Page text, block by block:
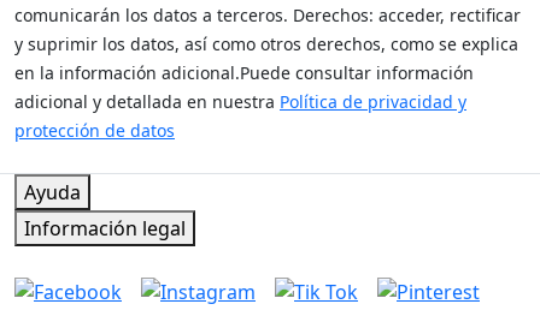
comunicarán los datos a terceros. Derechos: acceder, rectificar
y suprimir los datos, así como otros derechos, como se explica
en la información adicional.Puede consultar información
adicional y detallada en nuestra Política de privacidad y
protección de datos
Ayuda
Información legal